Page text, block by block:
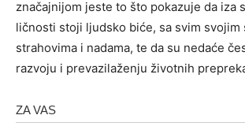
značajnijom jeste to što pokazuje da iza
ličnosti stoji ljudsko biće, sa svim svojim
strahovima i nadama, te da su nedaće
razvoju i prevazilaženju životnih